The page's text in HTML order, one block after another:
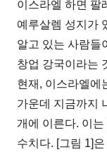
이스라엘 하면 팔
예루살렘 성지가
알고 있는 사람들
창업 강국이라는
현재, 이스라엘에
가운데 지금까지
개에 이른다. 이
수치다. [그림 1]